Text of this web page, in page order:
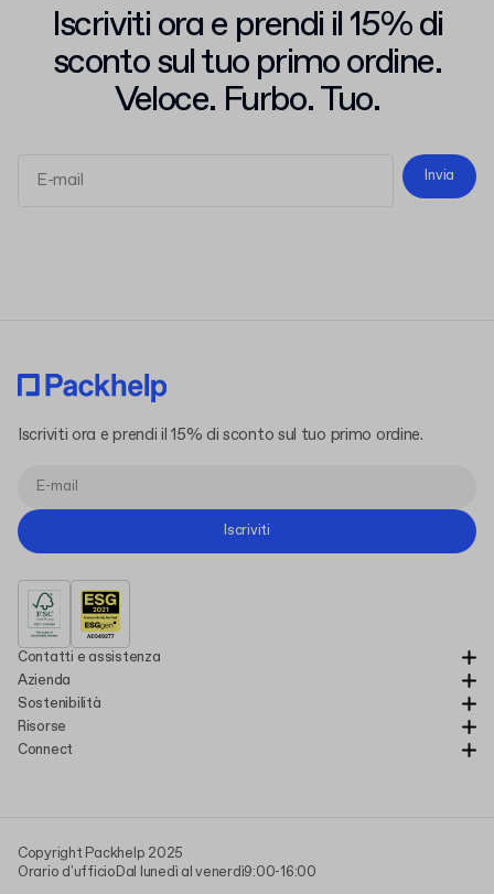
Iscriviti ora e prendi il 15% di
sconto sul tuo primo ordine.
Veloce. Furbo. Tuo.
Invia
Contatti e assistenza
Azienda
Sostenibilità
Risorse
Connect
Iscriviti ora e prendi il 15% di sconto sul tuo primo ordine.
Iscriviti
Copyright Packhelp 2025
Orario d'ufficioDal lunedì al venerdì9:00-16:00